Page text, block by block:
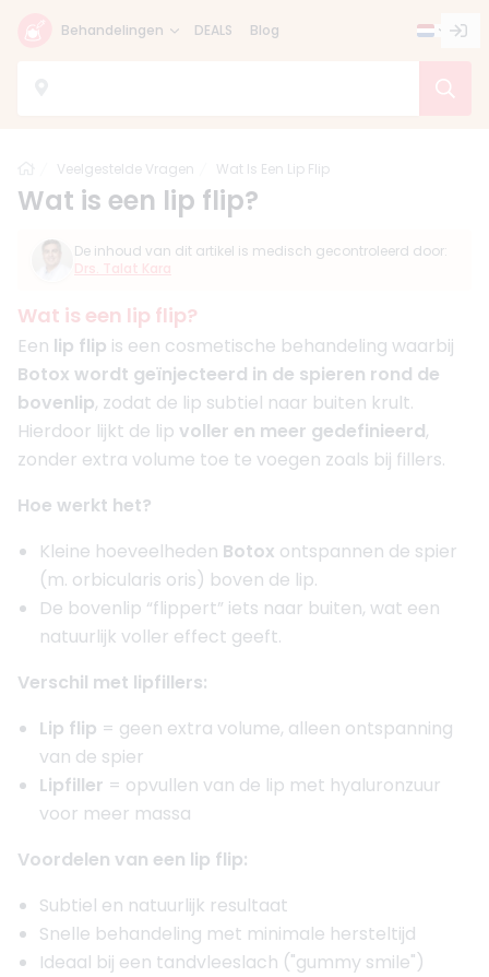
Behandelingen DEALS Blog
Home
Veelgestelde Vragen Wat Is Een Lip Flip
Wat is een lip flip?
De inhoud van dit artikel is medisch gecontroleerd door:
Drs. Talat Kara
Wat is een lip flip?
Een lip flip is een cosmetische behandeling waarbij
Botox wordt geïnjecteerd in de spieren rond de
bovenlip, zodat de lip subtiel naar buiten krult.
Hierdoor lijkt de lip voller en meer gedefinieerd,
zonder extra volume toe te voegen zoals bij fillers.
Hoe werkt het?
Kleine hoeveelheden Botox ontspannen de spier
(m. orbicularis oris) boven de lip.
De bovenlip “flippert” iets naar buiten, wat een
natuurlijk voller effect geeft.
Verschil met lipfillers:
Lip flip = geen extra volume, alleen ontspanning
van de spier
Lipfiller = opvullen van de lip met hyaluronzuur
voor meer massa
Voordelen van een lip flip:
Subtiel en natuurlijk resultaat
Snelle behandeling met minimale hersteltijd
Ideaal bij een tandvleeslach ("gummy smile")